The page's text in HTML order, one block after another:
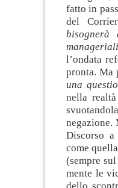
fatto in
del
l’ondata
pronta. Ma
una
nella
negazione.
Discorso
come
(sempre
mente le